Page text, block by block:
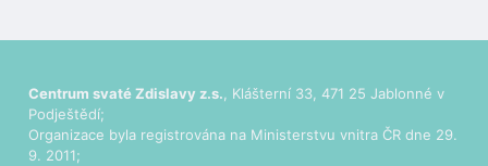
Centrum svaté Zdislavy z.s., Klášterní 33, 471 25 Jablonné v
Podještědí;
Organizace byla registrována na Ministerstvu vnitra ČR dne 29.
9. 2011;